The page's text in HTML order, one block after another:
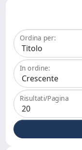
Ordina per:
In ordine:
Risultati/Pagina